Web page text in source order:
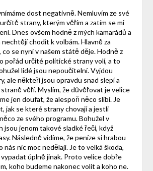
dost negativně. Nemluvím ze své
strany, kterým věřím a zatím se mi
Dnes ovšem hodně z mých kamarádů a
nechtějí chodit k volbám. Hlavně za
co se nyní v našem státě děje. Hodně z
pořád určité politické strany volí, a to
lidé jsou nepoučitelní. Vyjdou
ale někteří jsou opravdu snad slepí a
věří. Myslím, že důvěřovat je velice
jen doufat, že alespoň něco slíbí. Je
jak se které strany chovají a jestli
ze svého programu. Bohužel v
jsou jenom takové sladké řeči, když
Následně vidíme, že peníze si hrabou
nás nic moc nedělají. Je to velká škoda,
úplně jinak. Proto velice dobře
koho budeme nakonec volit a koho ne.